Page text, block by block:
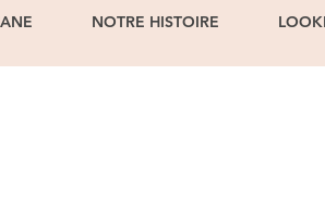
NOTRE HISTOIRE